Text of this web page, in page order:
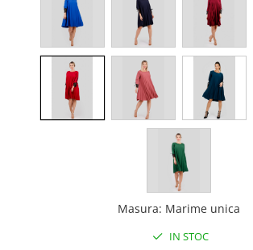
Masura: Marime unica
IN STOC